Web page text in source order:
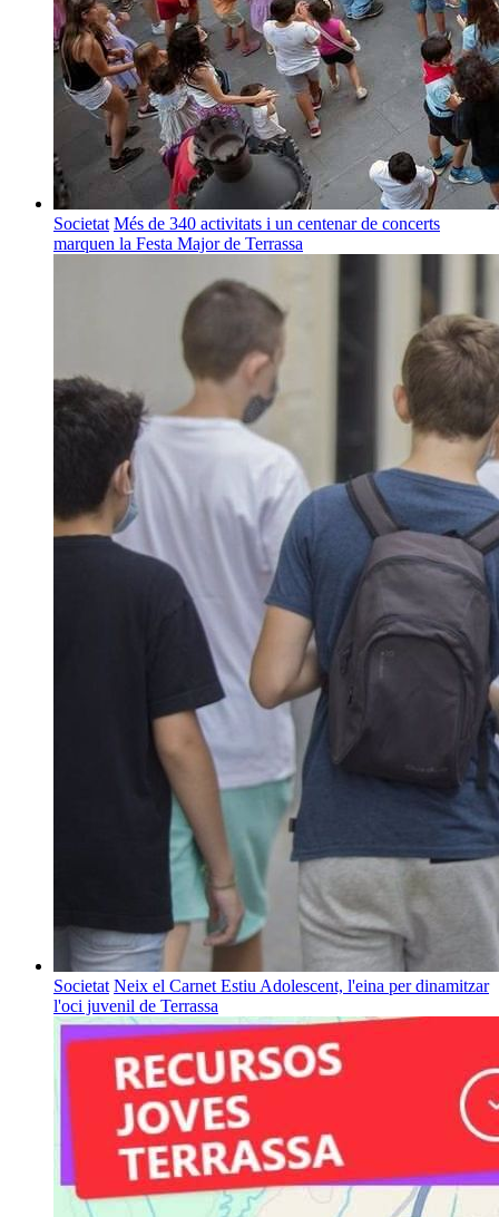
Societat Més de 340 activitats i un centenar de concerts
marquen la Festa Major de Terrassa
Societat Neix el Carnet Estiu Adolescent, l'eina per dinamitzar
l'oci juvenil de Terrassa